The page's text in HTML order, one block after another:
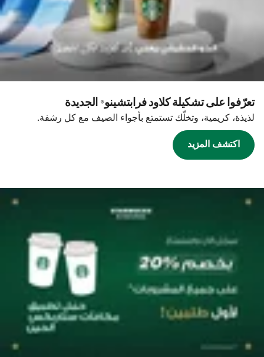
تعرّفوا على تشكيلة كلاود فرابتشينو® الجديدة
لذيذة، كريمية، وتخلّك تستمتع بأجواء الصيف مع كل رشفة.
اكتشف المزيد